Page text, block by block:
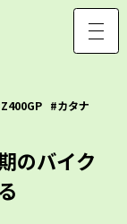
Z400GP
カタナ
のバイク